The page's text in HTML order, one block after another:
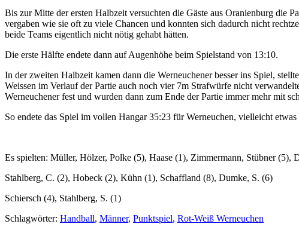
Bis zur Mitte der ersten Halbzeit versuchten die Gäste aus Oranienburg die
vergaben wie sie oft zu viele Chancen und konnten sich dadurch nicht
beide Teams eigentlich nicht nötig gehabt hätten.
Die erste Hälfte endete dann auf Augenhöhe beim Spielstand von 13:10.
In der zweiten Halbzeit kamen dann die Werneuchener besser ins Spiel,
Weissen im Verlauf der Partie auch noch vier 7m Strafwürfe nicht
Werneuchener fest und wurden dann zum Ende der Partie immer mehr mit
So endete das Spiel im vollen Hangar 35:23 für Werneuchen, vielleicht
Es spielten: Müller, Hölzer, Polke (5), Haase (1), Zimmermann, Stübner (5),
Stahlberg, C. (2), Hobeck (2), Kühn (1), Schaffland (8), Dumke, S. (6)
Schiersch (4), Stahlberg, S. (1)
Schlagwörter: Handball, Männer, Punktspiel, Rot-Weiß Werneuchen